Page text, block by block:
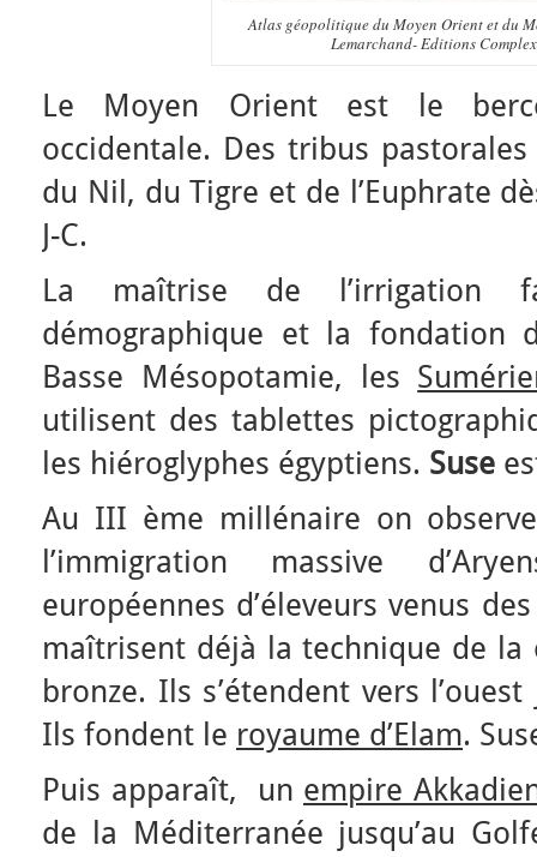
Atlas géopolitique du Moyen Orient et du
Lemarchand- Editions
Le Moyen Orient est le
occidentale. Des tribus
du Nil, du Tigre et de l’Euphrate
J-C.
La maîtrise de l’irrigation
démographique et la fondation
Basse Mésopotamie, les
utilisent des tablettes
les hiéroglyphes égyptiens. Suse
Au III ème millénaire on
l’immigration massive
européennes d’éleveurs venus
maîtrisent déjà la technique de la
bronze. Ils s’étendent vers
Ils fondent le royaume d’Elam.
Puis apparaît, un empire
de la Méditerranée jusqu’au